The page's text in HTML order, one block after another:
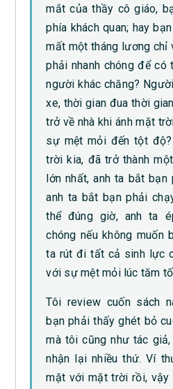
mắt của thầy cô giáo,
phía khách quan; hay
mất một tháng lương chỉ
phải nhanh chóng để có
người khác chăng?
xe, thời gian đua thời
trở về nhà khi ánh mặt
sự mệt mỏi đến tột
trời kia, đã trở thành
lớn nhất, anh ta bắt
anh ta bắt bạn phải
thể đúng giờ, anh ta
chóng nếu không muốn
ta rút đi tất cả sinh lực
với sự mệt mỏi lúc tăm
Tôi review cuốn sách
bạn phải thấy ghét bỏ
mà tôi cũng như tác
nhận lại nhiều thứ. Ví
mặt với mặt trời rồi, vậy